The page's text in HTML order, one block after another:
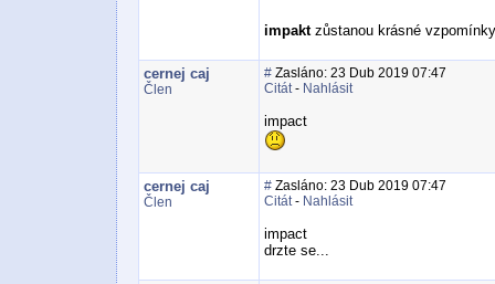
impaktzůstanou krásné
cernej caj
Člen
# Zasláno: 23 Dub 2019 07:47
Citát- Nahlásit
impact
cernej caj
Člen
# Zasláno: 23 Dub 2019 07:47
Citát- Nahlásit
impact
drzte se...